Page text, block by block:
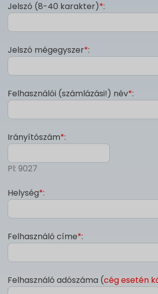
Jelszó (8-40 karakter)*:
Jelszó mégegyszer*:
Felhasználói (számlázási!) név*:
Irányítószám*:
Pl: 9027
Helység*:
Felhasználó címe*:
Felhasználó adószáma (cég esetén